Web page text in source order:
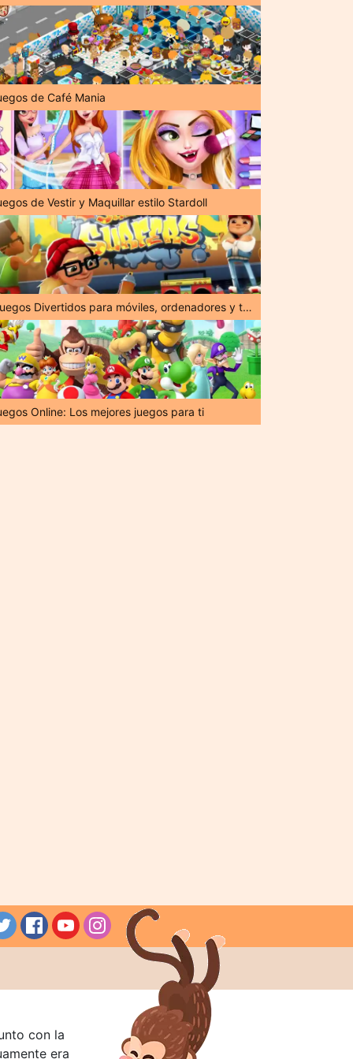
de Café Mania
de Vestir y Maquillar estilo Stardoll
¡Juegos Divertidos para móviles, ordenadores y tabletas!
Online: Los mejores juegos para ti
con la
era